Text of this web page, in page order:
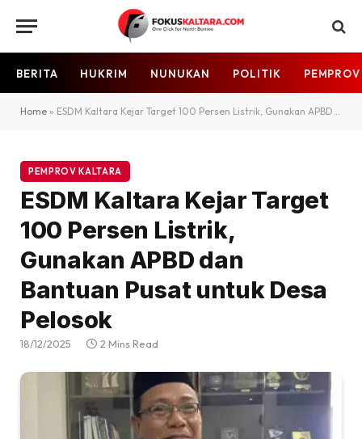
BERITA HUKRIM NUNUKAN POLITIK
Home » ESDM Kaltara Kejar Target 100 Persen Listrik, Gunakan APBD dan Bantuan Pusat untuk Desa Pelosok
PEMPROV KALTARA
ESDM Kaltara Kejar Target
100 Persen Listrik,
Gunakan APBD dan
Bantuan Pusat untuk Desa
Pelosok
18/12/2025 2 Mins Read